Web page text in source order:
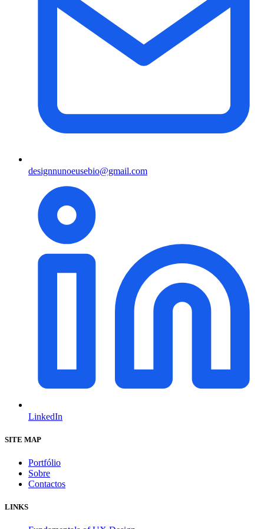
designnunoeusebio@gmail.com
LinkedIn
SITE MAP
Portfólio
Sobre
Contactos
LINKS